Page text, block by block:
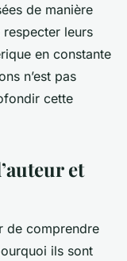
de manière
leurs
en constante
n’est pas
cette
et
de comprendre
ils sont